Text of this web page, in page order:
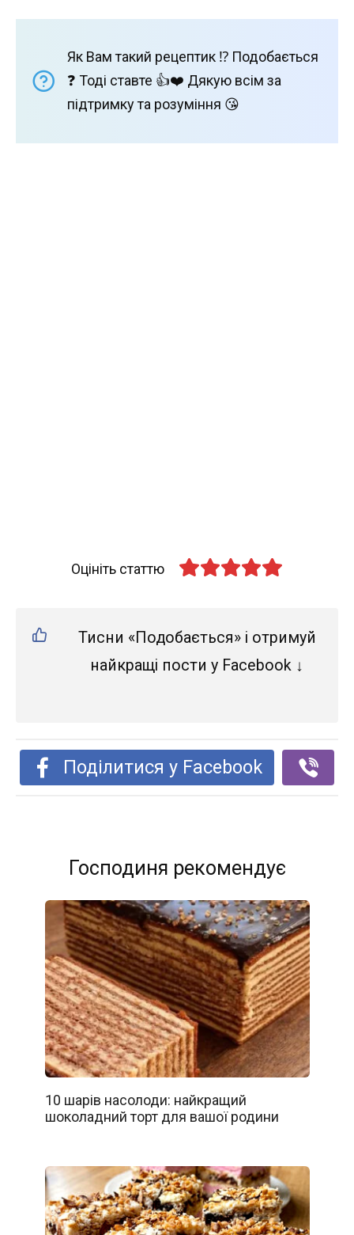
Як Вам такий рецептик ⁉️ Подобається
❓ Тоді ставте 👍❤️ Дякую всім за
підтримку та розуміння 😘
Оцініть статтю
Тисни «Подобається» і отримуй
найкращі пости у Facebook ↓
Поділитися у Facebook
Господиня рекомендує
10 шарів насолоди: найкращий
шоколадний торт для вашої родини